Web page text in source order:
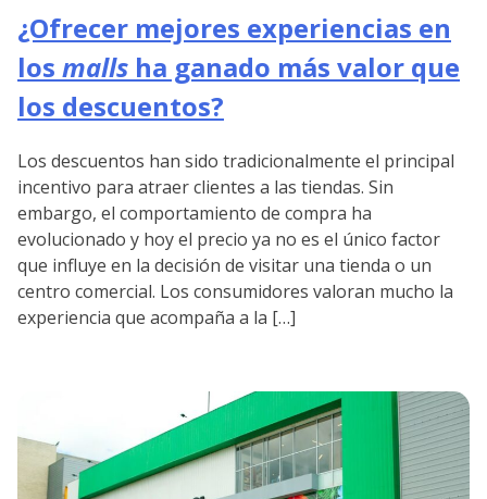
¿Ofrecer mejores experiencias en
los malls ha ganado más valor que
los descuentos?
Los descuentos han sido tradicionalmente el principal
incentivo para atraer clientes a las tiendas. Sin
embargo, el comportamiento de compra ha
evolucionado y hoy el precio ya no es el único factor
que influye en la decisión de visitar una tienda o un
centro comercial. Los consumidores valoran mucho la
experiencia que acompaña a la […]